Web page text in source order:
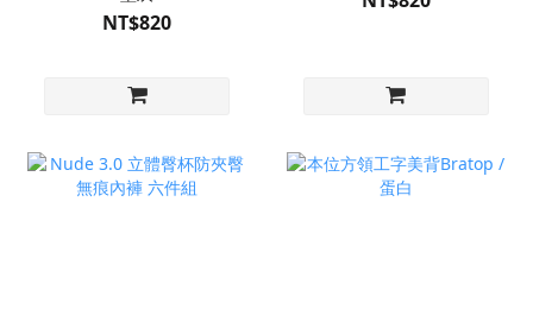
NT$820